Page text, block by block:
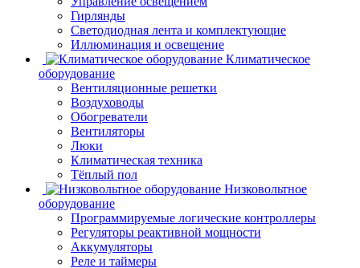
Гирлянды
Светодиодная лента и комплектующие
Иллюминация и освещение
Климатическое
оборудование
Вентиляционные решетки
Воздуховоды
Обогреватели
Вентиляторы
Люки
Климатическая техника
Тёплый пол
Низковольтное
оборудование
Программируемые логические контроллеры
Регуляторы реактивной мощности
Аккумуляторы
Реле и таймеры